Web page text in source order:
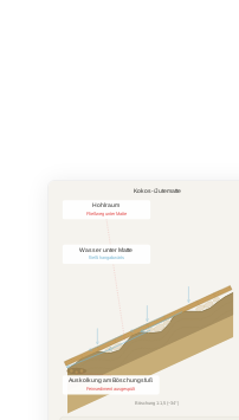
Kokos-/Jutematte
Hohlraum
Fließweg unter Matte
Wasser unter Matte
fließt hangabwärts
Auskolkung am Böschungsfuß
Feinsediment ausgespült
Böschung 1:1,5 (~34°)